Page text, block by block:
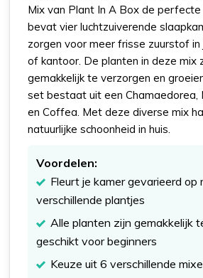
Mix van Plant In A Box de
bevat vier luchtzuiverende
zorgen voor meer frisse zuurstof in
of kantoor. De planten in deze mix
gemakkelijk te verzorgen en
set bestaat uit een Chamaedorea,
en Coffea. Met deze diverse mix
natuurlijke schoonheid in huis.
Voordelen:
Fleurt je kamer gevarieerd op
verschillende plantjes
Alle planten zijn gemakkelijk
geschikt voor beginners
Keuze uit 6 verschillende